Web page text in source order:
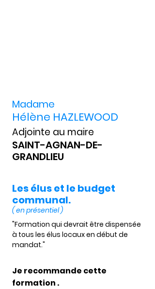
Hélène HAZLEWOOD
Madame
Adjointe au maire
SAINT-AGNAN-DE-
GRANDLIEU
Les élus et le budget
communal.
( en présentiel )
"Formation qui devrait être dispensée
à tous les élus locaux en début de
mandat."
Je recommande cette
formation .